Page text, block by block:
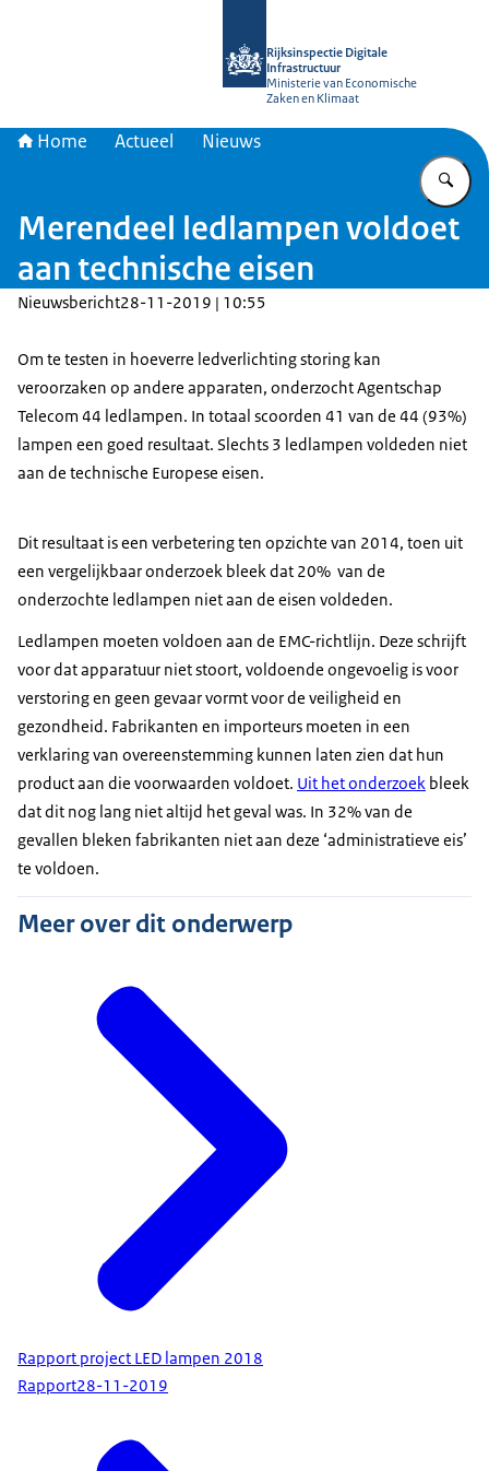
Rijksinspectie Digitale
Infrastructuur
Ministerie van Economische
Zaken en Klimaat
Home Actueel Nieuws
Merendeel ledlampen voldoet
aan technische eisen
Nieuwsbericht28-11-2019 | 10:55
Om te testen in hoeverre ledverlichting storing kan
veroorzaken op andere apparaten, onderzocht Agentschap
Telecom 44 ledlampen. In totaal scoorden 41 van de 44 (93%)
lampen een goed resultaat. Slechts 3 ledlampen voldeden niet
aan de technische Europese eisen.
Dit resultaat is een verbetering ten opzichte van 2014, toen uit
een vergelijkbaar onderzoek bleek dat 20% van de
onderzochte ledlampen niet aan de eisen voldeden.
Ledlampen moeten voldoen aan de EMC-richtlijn. Deze schrijft
voor dat apparatuur niet stoort, voldoende ongevoelig is voor
verstoring en geen gevaar vormt voor de veiligheid en
gezondheid. Fabrikanten en importeurs moeten in een
verklaring van overeenstemming kunnen laten zien dat hun
product aan die voorwaarden voldoet. Uit het onderzoek bleek
dat dit nog lang niet altijd het geval was. In 32% van de
gevallen bleken fabrikanten niet aan deze ‘administratieve eis’
te voldoen.
Meer over dit onderwerp
Rapport project LED lampen 2018
Rapport28-11-2019